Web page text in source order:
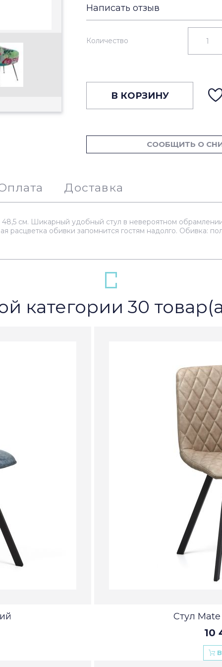
Написать отзыв
Количество
В КОРЗИНУ
СООБЩИТЬ О
Доставка
48,5 см. Шикарный удобный стул в невероятном
расцветка обивки запомнится гостям надолго. Обивка:
категории 30
Стул
10